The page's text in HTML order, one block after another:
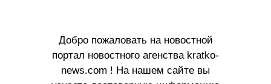
Добро пожаловать на новостной
портал новостного агенства kratko-
news.com ! На нашем сайте вы